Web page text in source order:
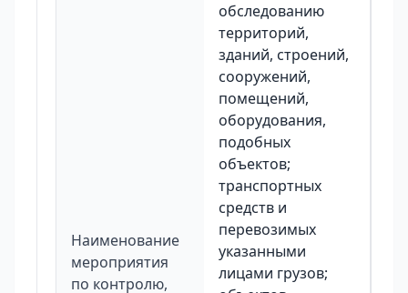
Наименование
мероприятия
по контролю,
обследованию
территорий,
зданий, строений,
сооружений,
помещений,
оборудования,
подобных
объектов;
транспортных
средств и
перевозимых
указанными
лицами грузов;